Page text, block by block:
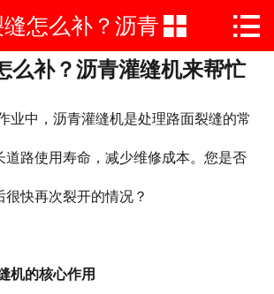
 网站首页
公司简介
产品中心
荣誉资质
公司实力
怎么补？沥青
机来帮忙
 
么补？沥青灌缝机来帮忙
业中，沥青灌缝机是处理路面裂缝的常
道路使用寿命，减少维修成本。您是否
快再次裂开的情况？
机的核心作用